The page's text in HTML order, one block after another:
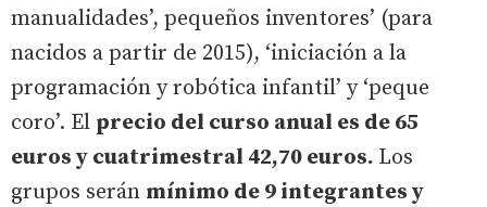
manualidades’, pequeños inventores’ (para
nacidos a partir de 2015), ‘iniciación a la
programación y robótica infantil’ y ‘peque
coro’. El precio del curso anual es de 65
euros y cuatrimestral 42,70 euros. Los
grupos serán mínimo de 9 integrantes y